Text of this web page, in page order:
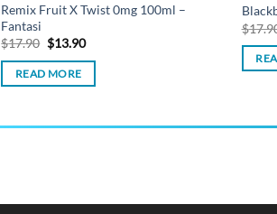
Remix Fruit X Twist 0mg 100ml –
Fantasi
$17.90 Original
price
was:
$17.90.
$13.90Current
is:
READ MORE
$